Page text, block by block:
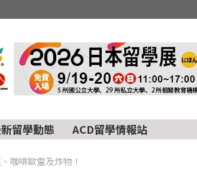
留學動態 ACD留學情報站
咖啡歐雷及炸物！